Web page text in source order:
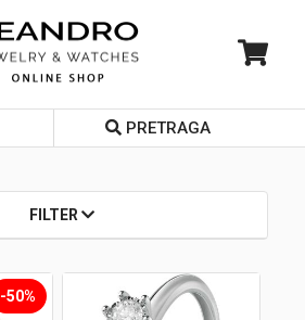
PRETRAGA
FILTER
-50%